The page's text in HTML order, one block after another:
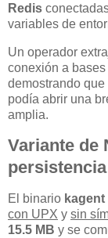
Redis
variables de
Un operador
conexión a
demostrando
podía abrir una
amplia.
Variante de
persistencia
El binario kagent
con UPX y sin
15.5 MB y se